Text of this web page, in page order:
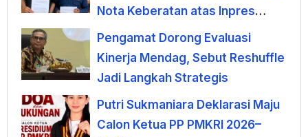
Nota Keberatan atas Inpres
KDMP
Pengamat Dorong Evaluasi
Kinerja Mendag, Sebut Reshuffle
Jadi Langkah Strategis
Putri Sukmaniara Deklarasi Maju
Calon Ketua PP PMKRI 2026–